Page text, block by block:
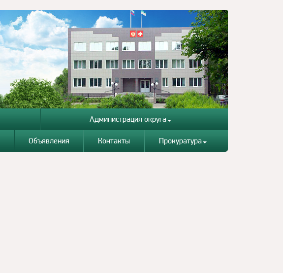
Администрация округа
Объявления Контакты Прокуратура